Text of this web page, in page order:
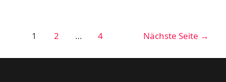
Sie
Seitennummerierung
Beiträge
1 2 … 4 Nächste Seite →